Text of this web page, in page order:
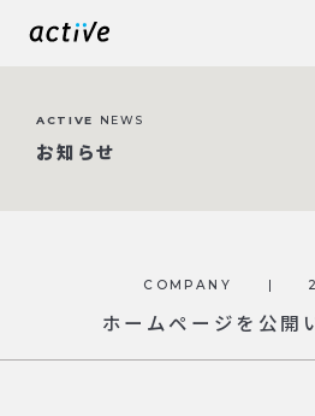
ACTIVE NEWS
お知らせ
COMPANY
ホームページを公開